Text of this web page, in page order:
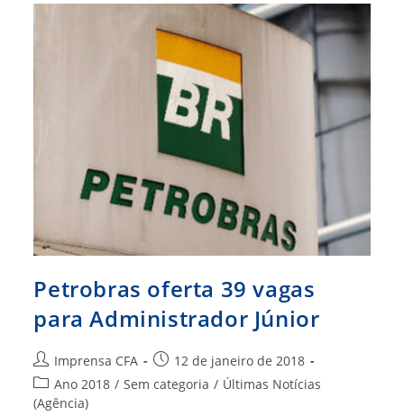
Administração
Cancelado
Petrobras oferta 39 vagas
para Administrador Júnior
Autor
do
post:
Imprensa CFA
Post
publicado:
12 de janeiro de 2018
Categoria
do
Ano 2018 / Sem categoria / Últimas Notícias
(Agência)